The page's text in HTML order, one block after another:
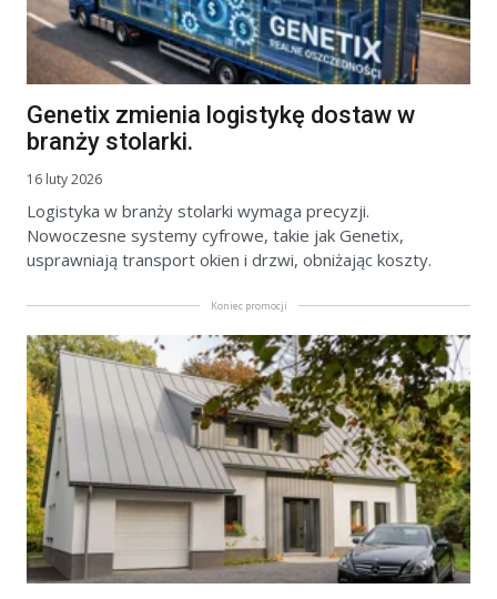
Genetix zmienia logistykę dostaw w
branży stolarki.
16 luty 2026
Logistyka w branży stolarki wymaga precyzji.
Nowoczesne systemy cyfrowe, takie jak Genetix,
usprawniają transport okien i drzwi, obniżając koszty.
Koniec promocji